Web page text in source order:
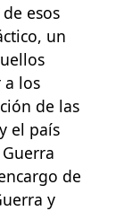
esos
un
a los
de las
el país
de
y